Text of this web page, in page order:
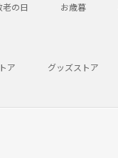
老の日 お歳暮
ア グッズストア